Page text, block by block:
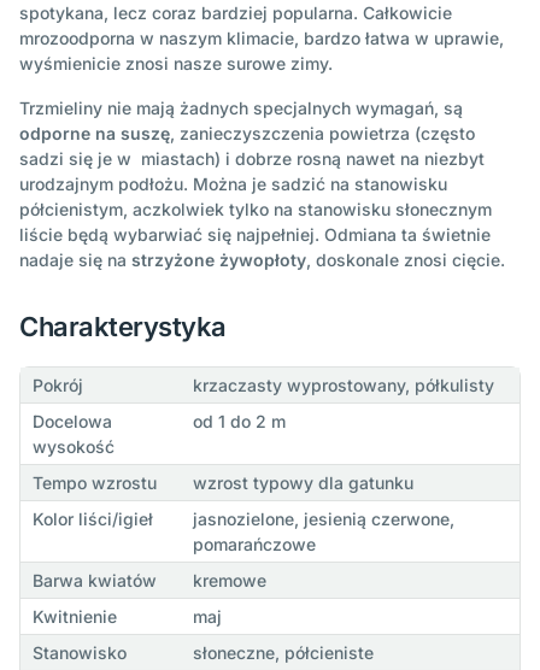
spotykana, lecz coraz bardziej popularna. Całkowicie
mrozoodporna w naszym klimacie, bardzo łatwa w uprawie,
wyśmienicie znosi nasze surowe zimy.
Trzmieliny nie mają żadnych specjalnych wymagań, są
odporne na suszę, zanieczyszczenia powietrza (często
sadzi się je w miastach) i dobrze rosną nawet na niezbyt
urodzajnym podłożu. Można je sadzić na stanowisku
półcienistym, aczkolwiek tylko na stanowisku słonecznym
liście będą wybarwiać się najpełniej. Odmiana ta świetnie
nadaje się na strzyżone żywopłoty, doskonale znosi cięcie.
Charakterystyka
Pokrój
krzaczasty wyprostowany, półkulisty
Docelowa
wysokość
od 1 do 2 m
Tempo wzrostu
wzrost typowy dla gatunku
Kolor liści/igieł
jasnozielone, jesienią czerwone,
pomarańczowe
Barwa kwiatów
kremowe
Kwitnienie
maj
Stanowisko
słoneczne, półcieniste